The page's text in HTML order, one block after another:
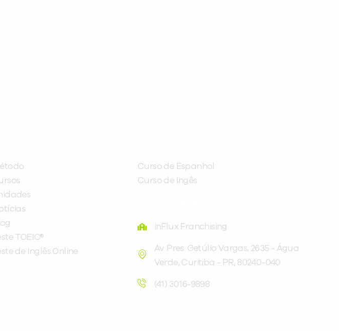
TOEIC®
de Inglês Online
Curso de Espanhol
Curso de Ingês
inFlux Franchising
Av. Pres. Getúlio Vargas, 2635 - Água
Verde, Curitiba - PR, 80240-040
(41) 3016-9898
Você é aluno inFlux?
Sim